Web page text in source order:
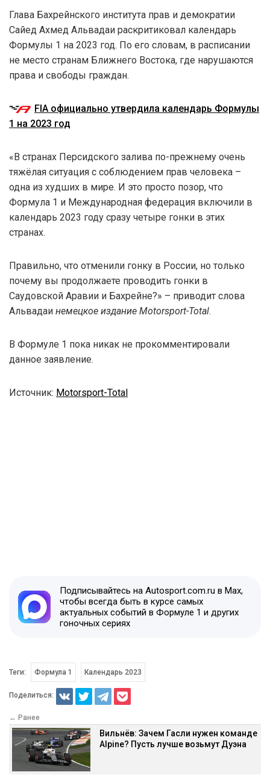
Глава Бахрейнского института прав и демократии
Сайед Ахмед Альвадаи раскритиковал календарь
Формулы 1 на 2023 год. По его словам, в расписании
не место странам Ближнего Востока, где нарушаются
права и свободы граждан.
FIA официально утвердила календарь Формулы
1 на 2023 год
«В странах Персидского залива по-прежнему очень
тяжёлая ситуация с соблюдением прав человека –
одна из худших в мире. И это просто позор, что
Формула 1 и Международная федерация включили в
календарь 2023 году сразу четыре гонки в этих
странах.
Правильно, что отменили гонку в России, но только
почему вы продолжаете проводить гонки в
Саудовской Аравии и Бахрейне?» – приводит слова
Альвадаи немецкое издание Motorsport-Total.
В Формуле 1 пока никак не прокомментировали
данное заявление.
Источник: Motorsport-Total
Подписывайтесь на Autosport.com.ru в Max,
чтобы всегда быть в курсе самых
актуальных событий в Формуле 1 и других
гоночных сериях
Теги: Формула 1 Календарь 2023
Поделиться:
← Ранее
Вильнёв: Зачем Гасли нужен команде
Alpine? Пусть лучше возьмут Дуэна